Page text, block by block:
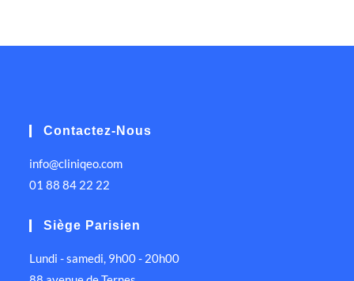
Contactez-Nous
info@cliniqeo.com
01 88 84 22 22
Siège Parisien
Lundi - samedi, 9h00 - 20h00